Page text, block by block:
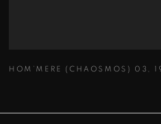
HOM’MERE (CHAOSMOS) 03 ,